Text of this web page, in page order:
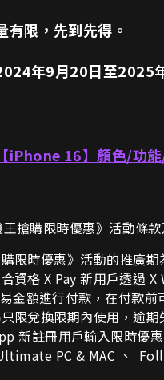
有限，先到先得。
年9月20日至2025
【iPhone 16】顏色/功
搶購限時優惠》活動條
限時優惠》活動的推廣
資格 X Pay 新用戶透過
金額進行付款，在付款
限兌換限期內使用，逾
新註冊用戶輸入限時優
PC & MAC 、